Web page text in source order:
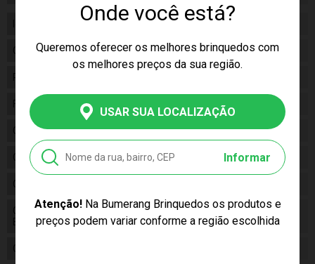
Onde você está?
Queremos oferecer os melhores brinquedos com
os melhores preços da sua região.
USAR SUA LOCALIZAÇÃO
Informar
Atenção!Na Bumerang Brinquedos os produtos e
preços podem variar conforme a região escolhida
06+
Gênero Feminino
Personagem
Fabricante
Código 3266
Código de Barras 7896054032660
Composição
Conteúdo da
Embalagem
01 Super Kit de Atividades Moana
2
Cor Produto